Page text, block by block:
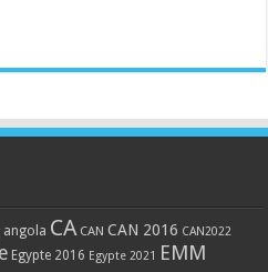
angola CA CAN CAN 2016 CAN2022
Egypte 2016 Egypte 2021 EMM